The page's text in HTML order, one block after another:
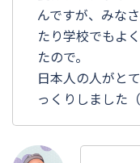
んですが、みな
たり学校でもよ
たので。
日本人の人がと
っくりしました（